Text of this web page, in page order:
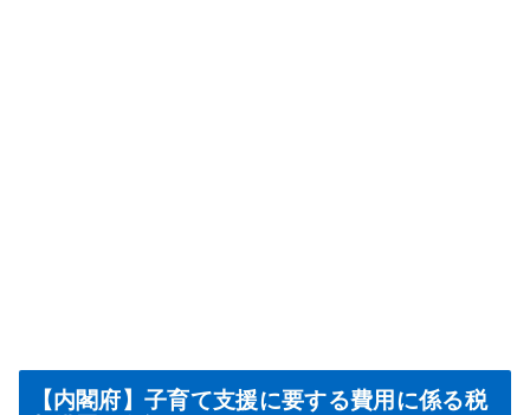
【内閣府】子育て支援に要する費用に係る税